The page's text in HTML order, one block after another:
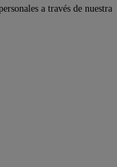
a través de nuestra